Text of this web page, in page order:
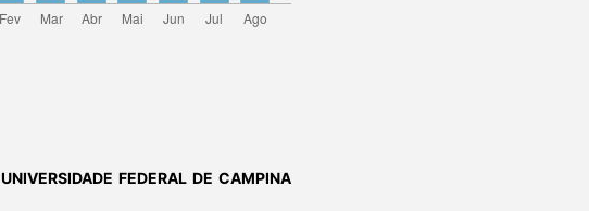
UNIVERSIDADE FEDERAL DE CAMPINA